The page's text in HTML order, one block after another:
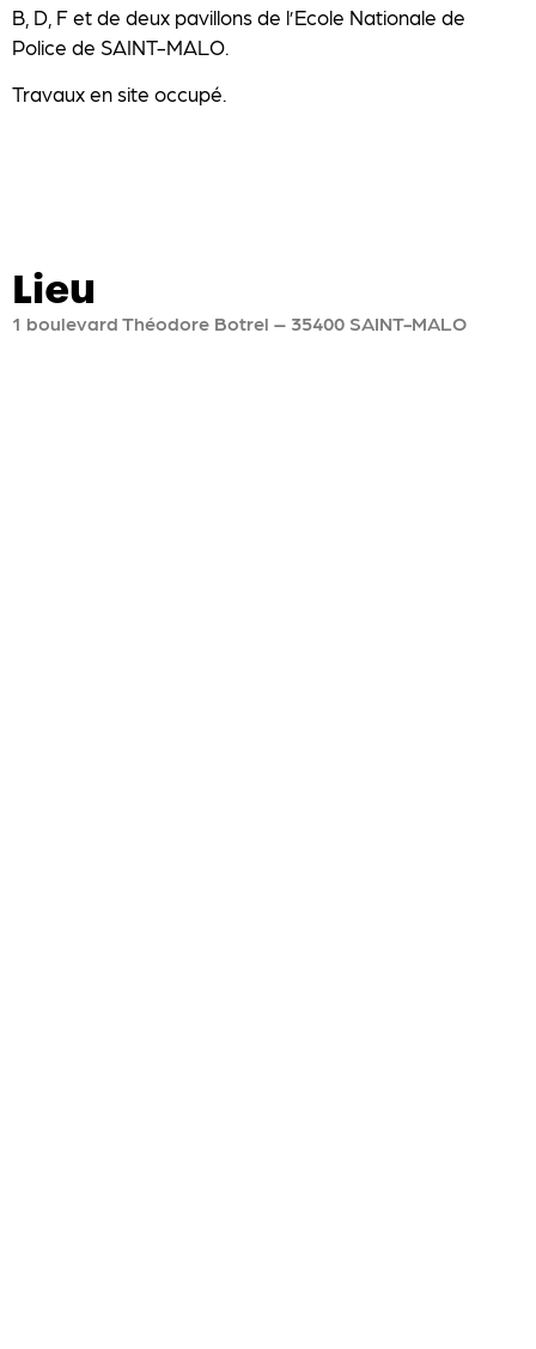
B, D, F et de deux pavillons de l’Ecole Nationale de
Police de SAINT-MALO.
Travaux en site occupé.
Lieu
1 boulevard Théodore Botrel – 35400 SAINT-MALO